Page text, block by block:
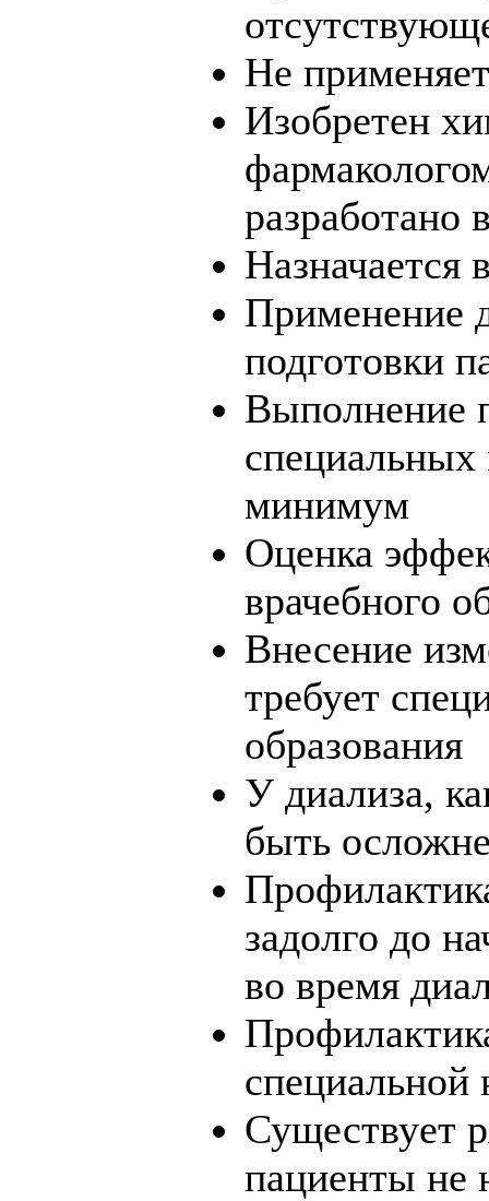
Не
Изобретен
разработано
Назначается
Применение
подготовки
Выполнение
специальных
минимум
Оценка
врачебного
Внесение
требует
образования
У диализа,
быть
задолго до
во время
специальной
Существует
пациенты не